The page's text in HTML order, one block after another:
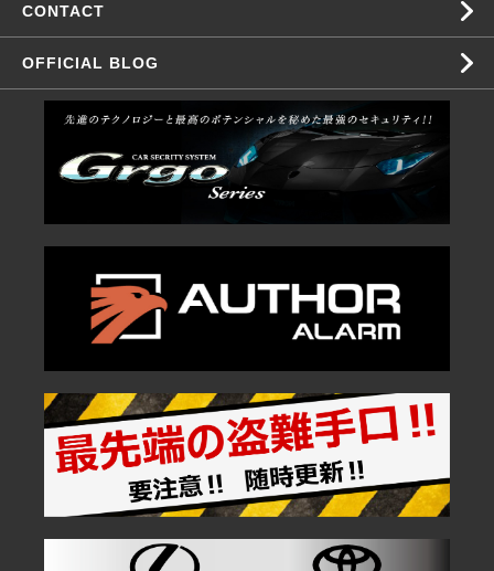
CONTACT
OFFICIAL BLOG